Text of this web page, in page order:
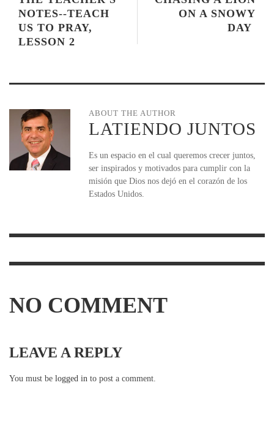
ON A SNOWY
DAY
NOTES--TEACH
US TO PRAY,
LESSON 2
ABOUT THE AUTHOR
LATIENDO JUNTOS
Es un espacio en el cual queremos crecer juntos,
ser inspirados y motivados para cumplir con la
misión que Dios nos dejó en el corazón de los
Estados Unidos.
NO COMMENT
LEAVE A REPLY
You must be logged in to post a comment.